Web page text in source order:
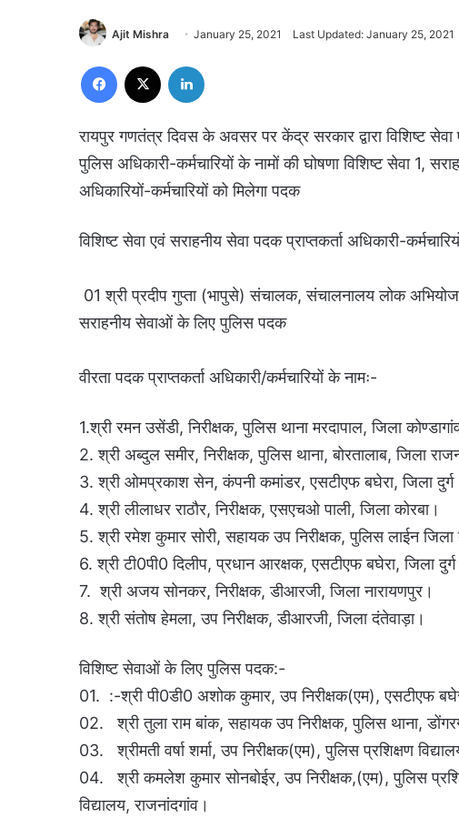
Ajit Mishra January 25, 2021 Last Updated: January 25, 2021
Facebook
रायपुर गणतंत्र दिवस के अवसर पर केंद्र सरकार द्वारा विशिष्ट
पुलिस अधिकारी-कर्मचारियों के नामों की घोषणा विशिष्ट सेवा 1,
अधिकारियों-कर्मचारियों को मिलेगा पदक
विशिष्ट सेवा एवं सराहनीय सेवा पदक प्राप्तकर्ता अधिकारी-
01 श्री प्रदीप गुप्ता (भापुसे) संचालक, संचालनालय लोक
सराहनीय सेवाओं के लिए पुलिस पदक
वीरता पदक प्राप्तकर्ता अधिकारी/कर्मचारियों के नामः-
1.श्री रमन उसेंडी, निरीक्षक, पुलिस थाना मरदापाल, जिला
2. श्री अब्दुल समीर, निरीक्षक, पुलिस थाना, बोरतालाब, जिला
3. श्री ओमप्रकाश सेन, कंपनी कमांडर, एसटीएफ बघेरा, जिला
4. श्री लीलाधर राठौर, निरीक्षक, एसएचओ पाली, जिला कोरबा।
5. श्री रमेश कुमार सोरी, सहायक उप निरीक्षक, पुलिस लाईन जिला
6. श्री टी0पी0 दिलीप, प्रधान आरक्षक, एसटीएफ बघेरा, जिला
7. श्री अजय सोनकर, निरीक्षक, डीआरजी, जिला नारायणपुर।
8. श्री संतोष हेमला, उप निरीक्षक, डीआरजी, जिला दंतेवाड़ा।
विशिष्ट सेवाओं के लिए पुलिस पदक:-
01. :-श्री पी0डी0 अशोक कुमार, उप निरीक्षक(एम), एसटीएफ
02. श्री तुला राम बांक, सहायक उप निरीक्षक, पुलिस थाना,
03. श्रीमती वर्षा शर्मा, उप निरीक्षक(एम), पुलिस प्रशिक्षण
04. श्री कमलेश कुमार सोनबोईर, उप निरीक्षक,(एम), पुलिस
विद्यालय, राजनांदगांव।